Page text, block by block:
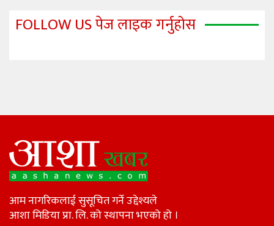
FOLLOW US पेज लाइक गर्नुहोस
आम नागरिकलाई सुसूचित गर्ने उद्देश्यले
आशा मिडिया प्रा. लि. को स्थापना भएको हो ।